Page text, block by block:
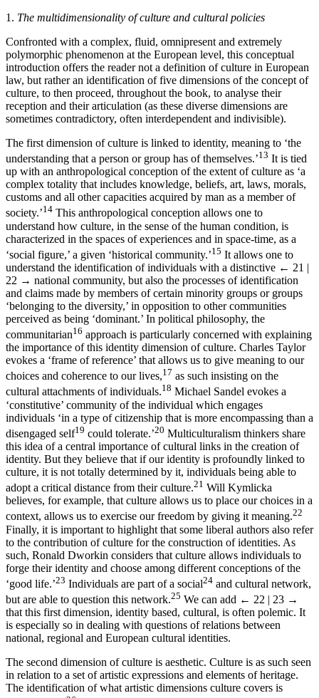
1. The multidimensionality of culture and cultural policies
Confronted with a complex, fluid, omnipresent and extremely
polymorphic phenomenon at the European level, this conceptual
introduction offers the reader not a definition of culture in European
law, but rather an identification of five dimensions of the concept of
culture, to then proceed, throughout the book, to analyse their
reception and their articulation (as these diverse dimensions are
sometimes contradictory, often interdependent and indivisible).
The first dimension of culture is linked to identity, meaning to ‘the
understanding that a person or group has of themselves.’13 It is tied
up with an anthropological conception of the extent of culture as ‘a
complex totality that includes knowledge, beliefs, art, laws, morals,
customs and all other capacities acquired by man as a member of
society.’14 This anthropological conception allows one to
understand how culture, in the sense of the human condition, is
characterized in the spaces of experiences and in space-time, as a
‘social figure,’ a given ‘historical community.’15 It allows one to
understand the identification of individuals with a distinctive ← 21 |
22 → national community, but also the processes of identification
and claims made by members of certain minority groups or groups
‘belonging to the diversity,’ in opposition to other communities
perceived as being ‘dominant.’ In political philosophy, the
communitarian16 approach is particularly concerned with explaining
the importance of this identity dimension of culture. Charles Taylor
evokes a ‘frame of reference’ that allows us to give meaning to our
choices and coherence to our lives,17 as such insisting on the
cultural attachments of individuals.18 Michael Sandel evokes a
‘constitutive’ community of the individual which engages
individuals ‘in a type of citizenship that is more encompassing than a
disengaged self19 could tolerate.’20 Multiculturalism thinkers share
this idea of a central importance of cultural links in the creation of
identity. But they believe that if our identity is profoundly linked to
culture, it is not totally determined by it, individuals being able to
adopt a critical distance from their culture.21 Will Kymlicka
believes, for example, that culture allows us to place our choices in a
context, allows us to exercise our freedom by giving it meaning.22
Finally, it is important to highlight that some liberal authors also refer
to the contribution of culture for the construction of identities. As
such, Ronald Dworkin considers that culture allows individuals to
forge their identity and choose among different conceptions of the
‘good life.’23 Individuals are part of a social24 and cultural network,
but are able to question this network.25 We can add ← 22 | 23 →
that this first dimension, identity based, cultural, is often polemic. It
is especially so in dealing with questions of relations between
national, regional and European cultural identities.
The second dimension of culture is aesthetic. Culture is as such seen
in relation to a set of artistic expressions and elements of heritage.
The identification of what artistic dimensions culture covers is